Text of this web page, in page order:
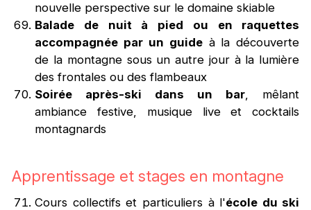
nouvelle perspective sur le domaine skiable
Balade de nuit à pied ou en raquettes
accompagnée par un guideà la découverte
de la montagne sous un autre jour à la lumière
des frontales ou des flambeaux
Soirée après-ski dans un bar, mêlant
ambiance festive, musique live et cocktails
montagnards
Apprentissage et stages en montagne
Cours collectifs et particuliers à l'école du ski